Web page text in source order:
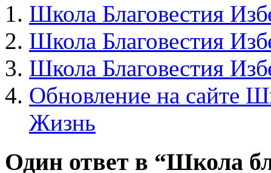
Школа Благовестия
Школа Благовестия
Школа Благовестия
Обновление на сайте
Жизнь
Один ответ в “Школа